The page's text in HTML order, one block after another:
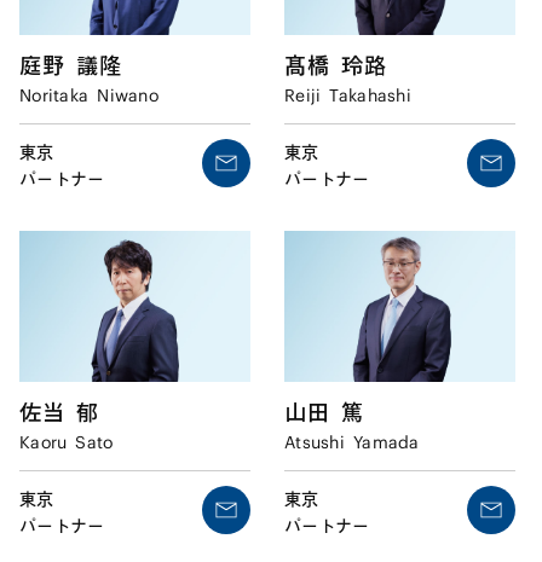
庭野 議隆
Noritaka Niwano
東京
パートナー
髙橋 玲路
Reiji Takahashi
東京
パートナー
佐当 郁
Kaoru Sato
東京
パートナー
山田 篤
Atsushi Yamada
東京
パートナー